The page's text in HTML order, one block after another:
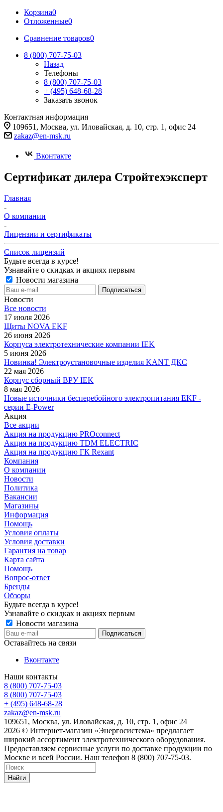
Корзина0
Отложенные0
Сравнение товаров0
8 (800) 707-75-03
Назад
Телефоны
8 (800) 707-75-03
+ (495) 648-68-28
Заказать звонок
Контактная информация
109651, Москва, ул. Иловайская, д. 10, стр. 1, офис 24
zakaz@en-msk.ru
Вконтакте
Сертификат дилера Стройтехэксперт
Главная
-
О компании
-
Лицензии и сертификаты
Список лицензий
Будьте всегда в курсе!
Узнавайте о скидках и акциях первым
Новости магазина
Новости
Все новости
17 июля 2026
Щиты NOVA EKF
26 июня 2026
Корпуса электротехнические компании IEK
5 июня 2026
Новинка! Электроустановочные изделия KANT ДКС
22 мая 2026
Корпус сборный ВРУ IEK
8 мая 2026
Новые источники бесперебойного электропитания EKF -
серии E-Power
Акция
Все акции
Акция на продукцию PROconnect
Акция на продукцию TDM ELECTRIC
Акция на продукцию ГК Rexant
Компания
О компании
Новости
Политика
Вакансии
Магазины
Информация
Помощь
Условия оплаты
Условия доставки
Гарантия на товар
Карта сайта
Помощь
Вопрос-ответ
Бренды
Обзоры
Будьте всегда в курсе!
Узнавайте о скидках и акциях первым
Новости магазина
Оставайтесь на связи
Вконтакте
Наши контакты
8 (800) 707-75-03
8 (800) 707-75-03
+ (495) 648-68-28
zakaz@en-msk.ru
109651, Москва, ул. Иловайская, д. 10, стр. 1, офис 24
2026 © Интернет-магазин «Энергосистема» предлагает
широкий ассортимент электротехнического оборудования.
Предоставляем сервисные услуги по доставке продукции по
Москве и всей России. Наш телефон 8 (800) 707-75-03.
Найти